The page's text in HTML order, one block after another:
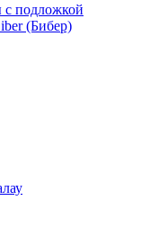
подложкой
(Бибер)